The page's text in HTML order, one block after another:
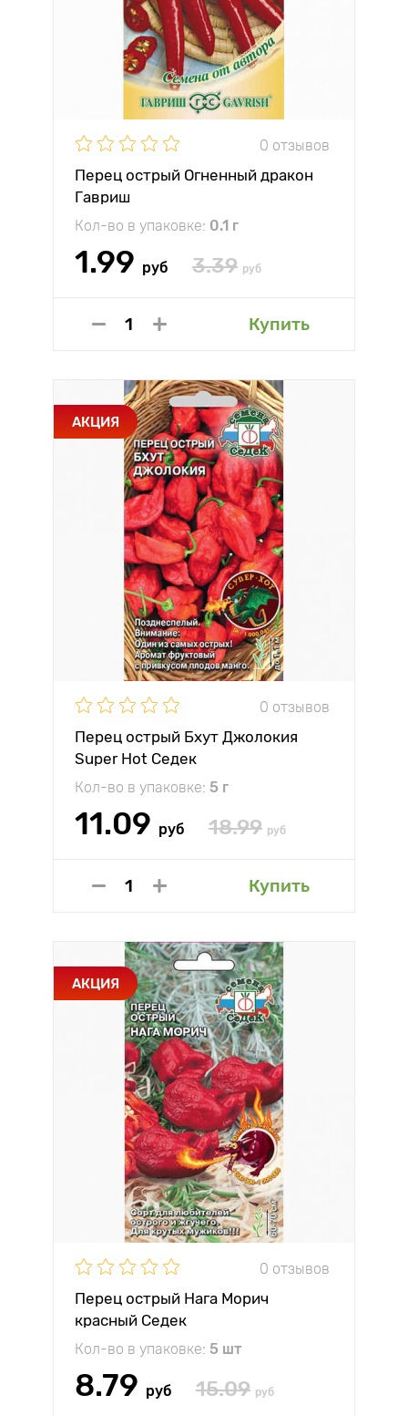
0 отзывов
Перец острый Огненный дракон
Гавриш
Кол-во в упаковке: 0.1 г
1.99 руб 3.39 руб
Купить
АКЦИЯ
0 отзывов
Перец острый Бхут Джолокия
Super Hot Седек
Кол-во в упаковке: 5 г
11.09 руб 18.99 руб
Купить
АКЦИЯ
0 отзывов
Перец острый Нага Морич
красный Седек
Кол-во в упаковке: 5 шт
8.79 руб 15.09 руб